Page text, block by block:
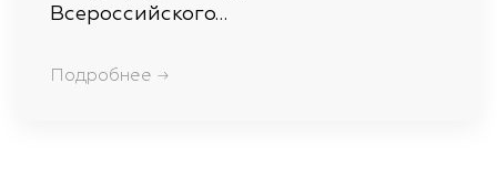
Всероссийского…
Подробнее →